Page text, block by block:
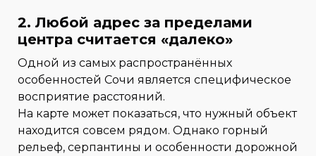
2. Любой адрес за пределами
центра считается «далеко»
Одной из самых распространённых
особенностей Сочи является специфическое
восприятие расстояний.
На карте может показаться, что нужный объект
находится совсем рядом. Однако горный
рельеф, серпантины и особенности дорожной